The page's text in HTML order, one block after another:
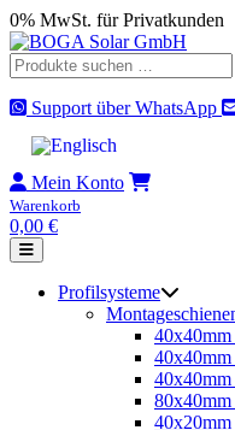
Skip
to
content
0% MwSt. für Privatkunden
Suche
nach:
Support über WhatsApp
Mein Konto
Warenkorb
0,00 €
Profilsysteme
40x40mm
40x40mm
40x40mm
80x40mm
40x20mm